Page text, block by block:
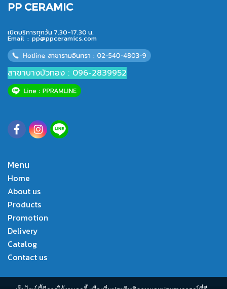
PP CERAMIC
เปิดบริการทุกวัน 7.30-17.30 น.
Email : pp@ppceramics.com
สาขาบางบัวทอง : 096-2839952
Menu
Home
About us
Products
Promotion
Delivery
Catalog
Contact us